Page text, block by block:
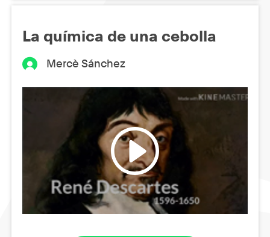
La química de una cebolla
Mercè Sánchez